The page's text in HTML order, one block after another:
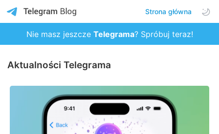
Strona główna
Nie masz jeszcze Telegrama? Spróbuj teraz!
Aktualności Telegrama